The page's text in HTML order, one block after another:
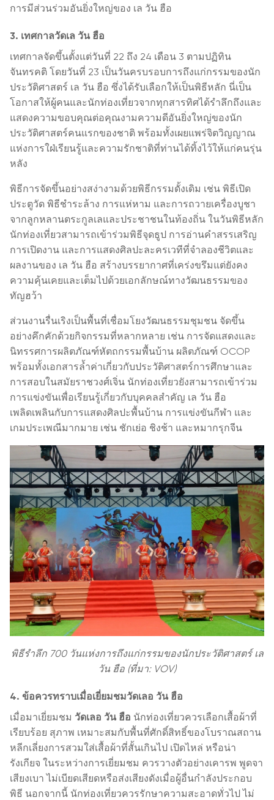
การมีส่วนร่วมอันยิ่งใหญ่ของ เล วัน ฮือ
3. เทศกาลวัดเล วัน ฮือ
เทศกาลจัดขึ้นตั้งแต่วันที่ 22 ถึง 24 เดือน 3 ตามปฏิทิน
จันทรคติ โดยวันที่ 23 เป็นวันครบรอบการถึงแก่กรรมของนัก
ประวัติศาสตร์ เล วัน ฮือ ซึ่งได้รับเลือกให้เป็นพิธีหลัก นี่เป็น
โอกาสให้ผู้คนและนักท่องเที่ยวจากทุกสารทิศได้รำลึกถึงและ
แสดงความขอบคุณต่อคุณงามความดีอันยิ่งใหญ่ของนัก
ประวัติศาสตร์คนแรกของชาติ พร้อมทั้งเผยแพร่จิตวิญญาณ
แห่งการใฝ่เรียนรู้และความรักชาติที่ท่านได้ทิ้งไว้ให้แก่คนรุ่น
หลัง
พิธีการจัดขึ้นอย่างสง่างามด้วยพิธีกรรมดั้งเดิม เช่น พิธีเปิด
ประตูวัด พิธีชำระล้าง การแห่หาม และการถวายเครื่องบูชา
จากลูกหลานตระกูลเลและประชาชนในท้องถิ่น ในวันพิธีหลัก
นักท่องเที่ยวสามารถเข้าร่วมพิธีจุดธูป การอ่านคำสรรเสริญ
การเปิดงาน และการแสดงศิลปะละครเวทีที่จำลองชีวิตและ
ผลงานของ เล วัน ฮือ สร้างบรรยากาศที่เคร่งขรึมแต่ยังคง
ความคุ้นเคยและเต็มไปด้วยเอกลักษณ์ทางวัฒนธรรมของ
ทัญฮว้า
ส่วนงานรื่นเริงเป็นพื้นที่เชื่อมโยงวัฒนธรรมชุมชน จัดขึ้น
อย่างคึกคักด้วยกิจกรรมที่หลากหลาย เช่น การจัดแสดงและ
นิทรรศการผลิตภัณฑ์หัตถกรรมพื้นบ้าน ผลิตภัณฑ์ OCOP
พร้อมทั้งเอกสารล้ำค่าเกี่ยวกับประวัติศาสตร์การศึกษาและ
การสอบในสมัยราชวงศ์เจิ่น นักท่องเที่ยวยังสามารถเข้าร่วม
การแข่งขันเพื่อเรียนรู้เกี่ยวกับบุคคลสำคัญ เล วัน ฮือ
เพลิดเพลินกับการแสดงศิลปะพื้นบ้าน การแข่งขันกีฬา และ
เกมประเพณีมากมาย เช่น ชักเย่อ ชิงช้า และหมากรุกจีน
พิธีรำลึก 700 วันแห่งการถึงแก่กรรมของนักประวัติศาสตร์ เล
วัน ฮือ (ที่มา: VOV)
4. ข้อควรทราบเมื่อเยี่ยมชมวัดเลอ วัน ฮือ
เมื่อมาเยี่ยมชม วัดเลอ วัน ฮือ นักท่องเที่ยวควรเลือกเสื้อผ้าที่
เรียบร้อย สุภาพ เหมาะสมกับพื้นที่ศักดิ์สิทธิ์ของโบราณสถาน
หลีกเลี่ยงการสวมใส่เสื้อผ้าที่สั้นเกินไป เปิดไหล่ หรือน่า
รังเกียจ ในระหว่างการเยี่ยมชม ควรวางตัวอย่างเคารพ พูดจา
เสียงเบา ไม่เบียดเสียดหรือส่งเสียงดังเมื่อผู้อื่นกำลังประกอบ
พิธี นอกจากนี้ นักท่องเที่ยวควรรักษาความสะอาดทั่วไป ไม่